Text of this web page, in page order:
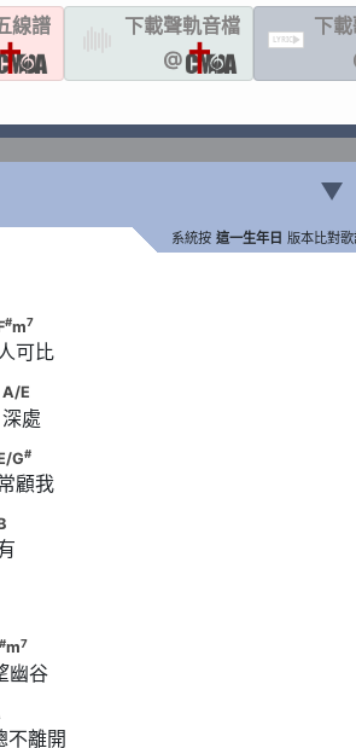
線譜
下載聲軌音檔
@
LYRIC
下
▼
系統按 這一生年日 版本比對
　F
#m7
可比
E
A/E
處
G
G#
顧我
　B
#m
#m7
幽谷
不離開